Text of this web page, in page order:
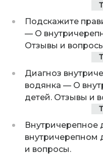
Подскажите
— О
Отзывы и
Диагноз
водянка — О
детей. Отзывы и
Внутричерепное
внутричерепном
и вопросы.